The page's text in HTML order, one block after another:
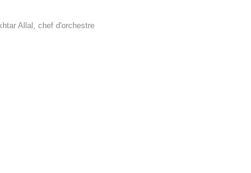
Allal, chef d'orchestre